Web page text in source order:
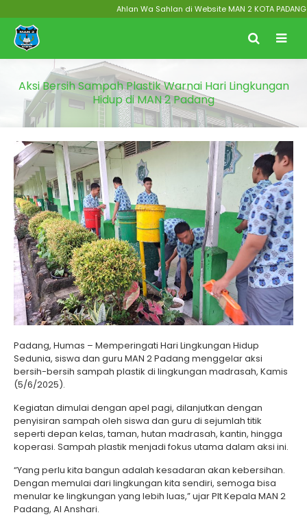
Ahlan Wa Sahlan di Website MAN 2 KOTA PADANG
Aksi Bersih Sampah Plastik Warnai Hari Lingkungan
Hidup di MAN 2 Padang
Padang, Humas – Memperingati Hari Lingkungan Hidup
Sedunia, siswa dan guru MAN 2 Padang menggelar aksi
bersih-bersih sampah plastik di lingkungan madrasah, Kamis
(5/6/2025).
Kegiatan dimulai dengan apel pagi, dilanjutkan dengan
penyisiran sampah oleh siswa dan guru di sejumlah titik
seperti depan kelas, taman, hutan madrasah, kantin, hingga
koperasi. Sampah plastik menjadi fokus utama dalam aksi ini.
“Yang perlu kita bangun adalah kesadaran akan kebersihan.
Dengan memulai dari lingkungan kita sendiri, semoga bisa
menular ke lingkungan yang lebih luas,” ujar Plt Kepala MAN 2
Padang, Al Anshari.